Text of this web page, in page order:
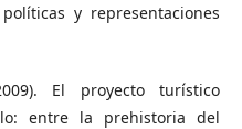
y representaciones
El proyecto turístico
entre la prehistoria del